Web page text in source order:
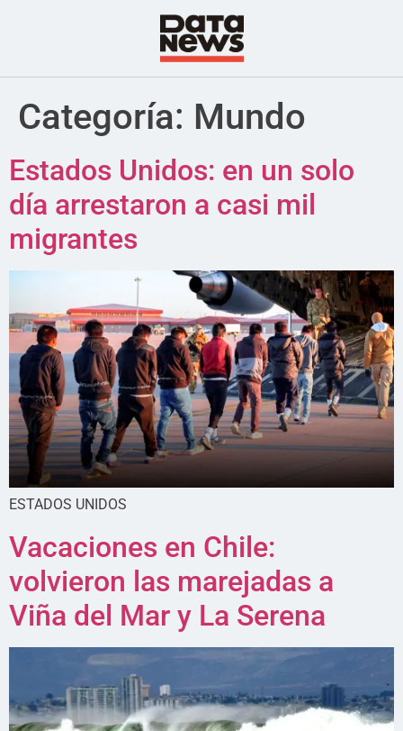
Categoría: Mundo
Estados Unidos: en un solo
día arrestaron a casi mil
migrantes
ESTADOS UNIDOS
Vacaciones en Chile:
volvieron las marejadas a
Viña del Mar y La Serena